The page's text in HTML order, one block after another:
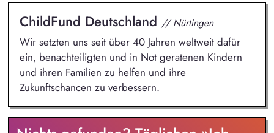
ChildFund Deutschland // Nürtingen
Wir setzten uns seit über 40 Jahren weltweit dafür
ein, benachteiligten und in Not geratenen Kindern
und ihren Familien zu helfen und ihre
Zukunftschancen zu verbessern.